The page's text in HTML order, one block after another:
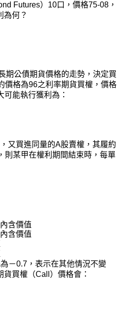
Futures） 10口，價格75-08 ，
為何？
期公債期貨價格的走勢，決定買
價格為96之利率期貨買權，價格
可能執行獲利為：
又買進同量的A股賣權，其履約
則某甲在權利期間結束時，每單
含價值
含價值
為－0.7 ，表示在其他情況不變
貨買權（Call ）價格會：